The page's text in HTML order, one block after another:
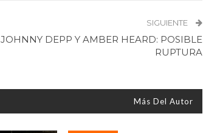
SIGUIENTE
JOHNNY DEPP Y AMBER HEARD: POSIBLE
RUPTURA
Más Del Autor